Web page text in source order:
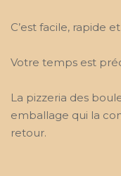
C’est facile, rapide
Votre temps est
La pizzeria des
emballage qui la
retour.